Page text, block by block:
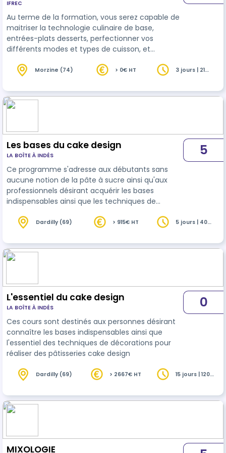
IFREC
Au terme de la formation, vous serez capable de
maitriser la technologie culinaire de base,
entrées-plats desserts, perfectionner vos
différents modes et types de cuisson, et
d'hygiène et de sécurité. Vous serez capable de
professionnelles, d'améliorer la qualité des
prestations de votre carte et de mettre en valeur
Morzine (74) > 0€ HT
3 jours | 21
Les bases du cake design
LA BOÎTE À INDÉS
Ce programme s'adresse aux débutants sans
aucune notion de la pâte à sucre ainsi qu'aux
professionnels désirant acquérir les bases
indispensables ainsi que les techniques de
5
Dardilly (69) > 915€ HT
5 jours | 40
L'essentiel du cake design
LA BOÎTE À INDÉS
Ces cours sont destinés aux personnes désirant
connaître les bases indispensables ainsi que
l'essentiel des techniques de décorations pour
réaliser des pâtisseries cake design
0
Dardilly (69) > 2667€ HT
15 jours | 120
MIXOLOGIE